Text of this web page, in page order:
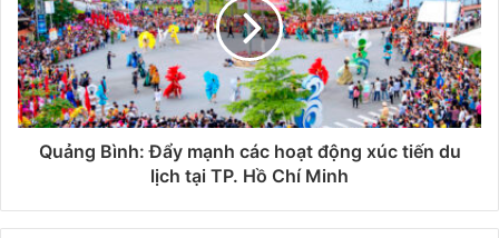
Quảng Bình: Đẩy mạnh các hoạt động xúc tiến du
lịch tại TP. Hồ Chí Minh